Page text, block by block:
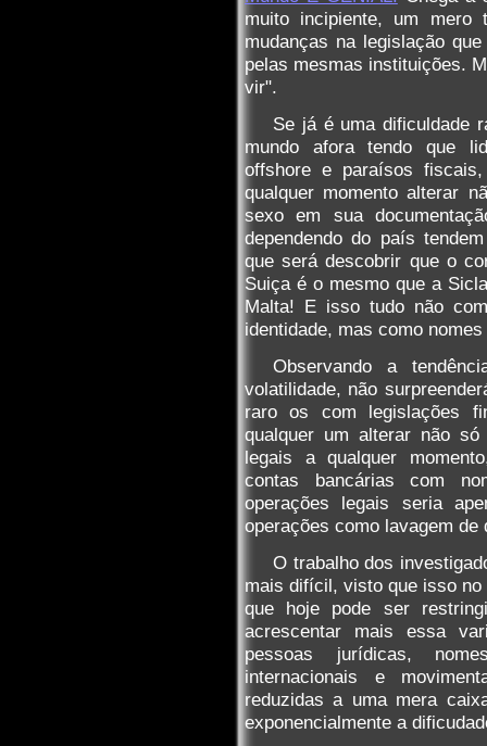
muito incipiente, um mero
mudanças na legislação
pelas mesmas instituições.
vir".
Se já é uma dificuldade
mundo afora tendo que
offshore e paraísos
qualquer momento alterar
sexo em sua
dependendo do país
que será descobrir que o
Suiça é o mesmo que a
Malta! E isso tudo não
identidade, mas como
Observando a
volatilidade, não
raro os com legislações
qualquer um alterar não
legais a qualquer
contas bancárias com
operações legais seria
operações como lavagem
O trabalho dos
mais difícil, visto que isso
que hoje pode ser
acrescentar mais essa
pessoas jurídicas,
internacionais e
reduzidas a uma mera
exponencialmente a